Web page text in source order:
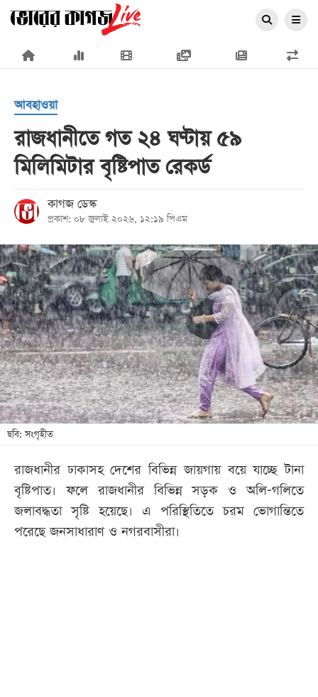
×
প্রচ্ছদ
জাতীয়
রাজনীতি
অর্থনীতি
আন্তর্জাতিক
সারাদেশ
খেলা
বিনোদন
লাইফ
স্টাইল
শিক্ষা
সব
বিভাগ
আবহাওয়া
রাজধানীতে গত ২৪ ঘণ্টায় ৫৯
মিলিমিটার বৃষ্টিপাত রেকর্ড
কাগজ ডেস্ক
প্রকাশ: ০৮ জুলাই ২০২৬, ১২:১৯ পিএম
ছবি: সংগৃহীত
রাজধানীর ঢাকাসহ দেশের বিভিন্ন জায়গায় বয়ে যাচ্ছে টানা
বৃষ্টিপাত। ফলে রাজধানীর বিভিন্ন সড়ক ও অলি-গলিতে
জলাবদ্ধতা সৃষ্টি হয়েছে। এ পরিস্থিতিতে চরম ভোগান্তিতে
পরেছে জনসাধারাণ ও নগরবাসীরা।